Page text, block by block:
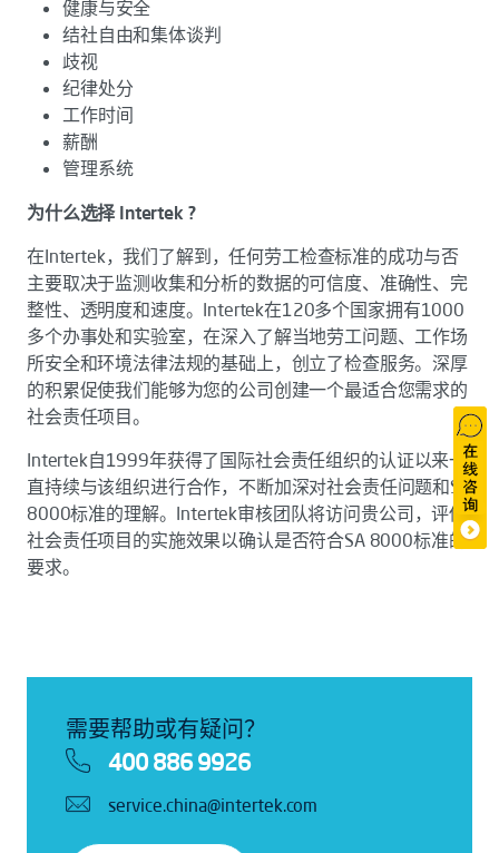
健康与安全
结社自由和集体谈判
歧视
纪律处分
工作时间
薪酬
管理系统
为什么选择 Intertek ?
在Intertek，我们了解到，任何劳工检查标准的成功与否
主要取决于监测收集和分析的数据的可信度、准确性、完
整性、透明度和速度。Intertek在120多个国家拥有1000
多个办事处和实验室，在深入了解当地劳工问题、工作场
所安全和环境法律法规的基础上，创立了检查服务。深厚
的积累促使我们能够为您的公司创建一个最适合您需求的
社会责任项目。
Intertek自1999年获得了国际社会责任组织的认证以来一
直持续与该组织进行合作，不断加深对社会责任问题和SA
8000标准的理解。Intertek审核团队将访问贵公司，评估
社会责任项目的实施效果以确认是否符合SA 8000标准的
要求。
需要帮助或有疑问？
400 886 9926
service.china@intertek.com